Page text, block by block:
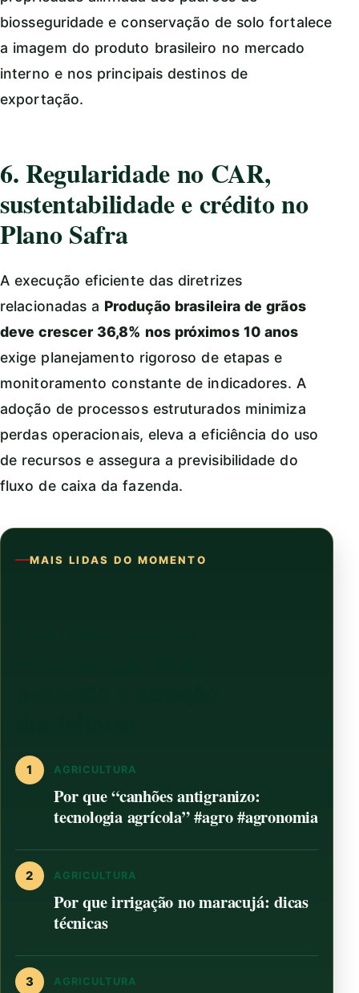
biosseguridade e conservação de solo fortalece
a imagem do produto brasileiro no mercado
interno e nos principais destinos de
exportação.
6. Regularidade no CAR,
sustentabilidade e crédito no
Plano Safra
A execução eficiente das diretrizes
relacionadas a Produção brasileira de grãos
deve crescer 36,8% nos próximos 10 anos
exige planejamento rigoroso de etapas e
monitoramento constante de indicadores. A
adoção de processos estruturados minimiza
perdas operacionais, eleva a eficiência do uso
de recursos e assegura a previsibilidade do
fluxo de caixa da fazenda.
MAIS LIDAS DO MOMENTO
1 AGRICULTURA
Por que “canhões antigranizo:
tecnologia agrícola” #agro #agronomia
2 AGRICULTURA
Por que irrigação no maracujá: dicas
técnicas
3 AGRICULTURA